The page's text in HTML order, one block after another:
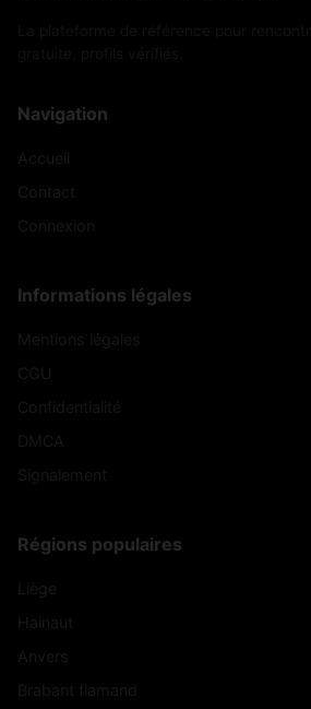
Navigation
Informations légales
Régions populaires